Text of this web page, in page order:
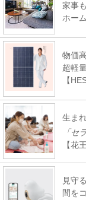
家事
ホーム
物価
超軽
【
生ま
「セ
【花
見守
間を